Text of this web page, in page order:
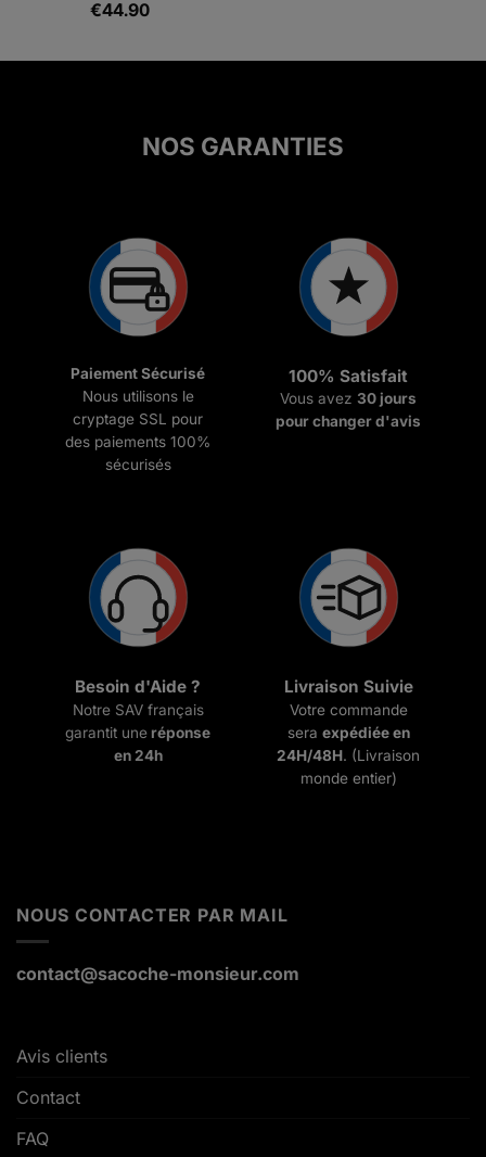
Note5.00
€44.90
NOS GARANTIES
Paiement Sécurisé
Nous utilisons le
cryptage SSL pour
des paiements 100%
sécurisés
100% Satisfait
Vous avez 30 jours
pour changer d'avis
Besoin d'Aide ?
Notre SAV français
garantit une réponse
en 24h
Livraison Suivie
Votre commande
sera expédiée en
24H/48H. (Livraison
monde entier)
NOUS CONTACTER PAR MAIL
contact@sacoche-monsieur.com
Avis clients
Contact
FAQ